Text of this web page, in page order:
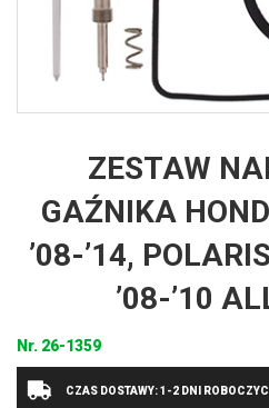
ZESTAW
GAŹNIKA
’08-’14,
’08-’10
Nr. 26-1359
CZAS DOSTAWY: 1-2 DNI